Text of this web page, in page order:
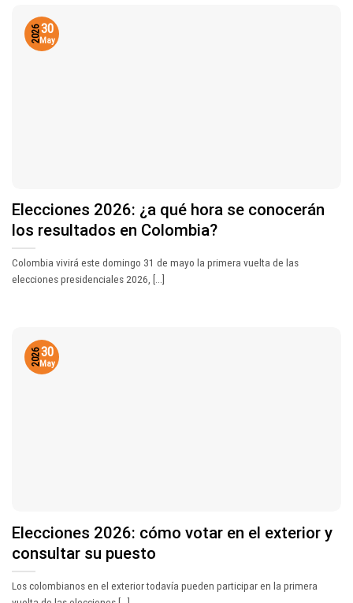
Elecciones 2026: ¿a qué hora se conocerán
los resultados en Colombia?
Colombia vivirá este domingo 31 de mayo la primera vuelta de las
elecciones presidenciales 2026, [...]
30
May
2026
Elecciones 2026: cómo votar en el exterior y
consultar su puesto
Los colombianos en el exterior todavía pueden participar en la primera
30
May
2026